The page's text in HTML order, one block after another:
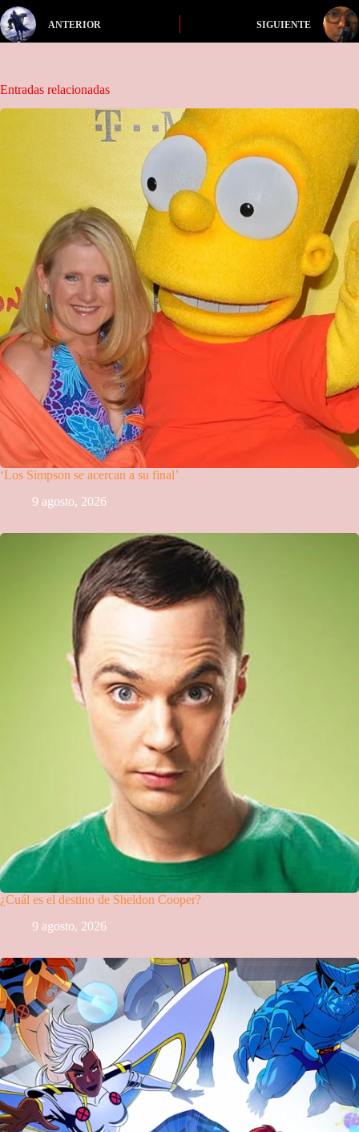
ANTERIOR SIGUIENTE
Entradas relacionadas
‘Los Simpson se acercan a su final’
9 agosto, 2026
¿Cuál es el destino de Sheldon Cooper?
9 agosto, 2026